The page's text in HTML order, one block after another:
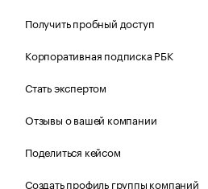
Получить пробный доступ
Корпоративная подписка РБК
Стать экспертом
Отзывы о вашей компании
Поделиться кейсом
Создать профиль группы компаний